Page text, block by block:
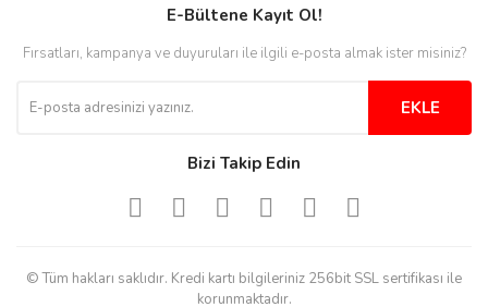
derecede beğendim
Kolay ve hizli alisveris
E-Bültene Kayıt Ol!
Fırsatları, kampanya ve duyuruları ile ilgili e-posta almak ister misiniz?
EKLE
Bizi Takip Edin
© Tüm hakları saklıdır. Kredi kartı bilgileriniz 256bit SSL sertifikası ile
korunmaktadır.